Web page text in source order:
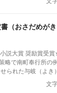
りんの紡ぐ江戸捕
ました。大変嬉し
す！
建国から徳川家康
（おさだめがき
賞 奨励賞受賞★ 嫡男を
略で南町奉行所の
れた与岐（よき）。
を押し切って生ま
小伝馬町の仕舞屋
文